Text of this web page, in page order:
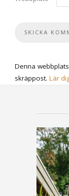
Denna
skräppost. Lär